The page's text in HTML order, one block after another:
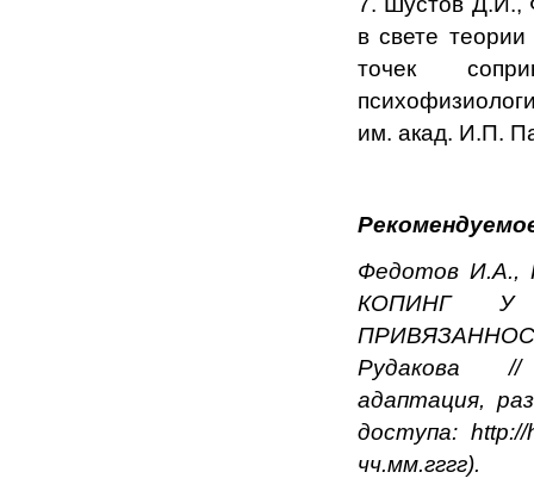
в свете
точек
им. акад. И.П.
Федотов И.А.,
КОПИНГ
Рудакова //
адаптация,
доступа: http://
чч.мм.гггг).